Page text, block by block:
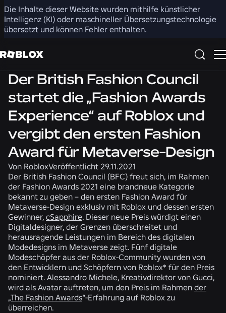
Die Inhalte dieser Website wurden mithilfe künstlicher
Intelligenz (KI) oder maschineller Übersetzungstechnologie
übersetzt und können Fehler enthalten.
Teilen
Der British Fashion Council
startet die „Fashion Awards
Experience“ auf Roblox und
vergibt den ersten Fashion
Award für Metaverse-Design
Von RobloxVeröffentlicht 29.11.2021
Der British Fashion Council (BFC) freut sich, im Rahmen
der Fashion Awards 2021 eine brandneue Kategorie
bekannt zu geben – den ersten Fashion Award für
Metaverse-Design exklusiv mit Roblox und dessen ersten
Gewinner, cSapphire. Dieser neue Preis würdigt einen
Digitaldesigner, der Grenzen überschreitet und
herausragende Leistungen im Bereich des digitalen
Modedesigns im Metaverse zeigt. Fünf digitale
Modeschöpfer aus der Roblox-Community wurden von
den Entwicklern und Schöpfern von Roblox* für den Preis
nominiert. Alessandro Michele, Kreativdirektor von Gucci,
wird als Avatar auftreten, um den Preis im Rahmen der
„The Fashion Awards“-Erfahrung auf Roblox zu
überreichen.